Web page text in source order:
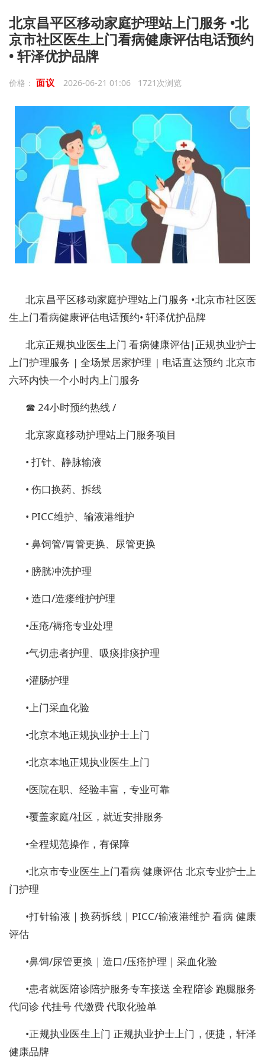
北京昌平区移动家庭护理站上门服务 •北
京市社区医生上门看病健康评估电话预约
• 轩泽优护品牌
价格： 面议 2026-06-21 01:06 1721次浏览
北京昌平区移动家庭护理站上门服务 •北京市社区医
生上门看病健康评估电话预约• 轩泽优护品牌
北京正规执业医生上门 看病健康评估|正规执业护士
上门护理服务 | 全场景居家护理 | 电话直达预约 北京市
六环内快一个小时内上门服务
☎ 24小时预约热线 /
北京家庭移动护理站上门服务项目
• 打针、静脉输液
• 伤口换药、拆线
• PICC维护、输液港维护
• 鼻饲管/胃管更换、尿管更换
• 膀胱冲洗护理
• 造口/造瘘维护护理
•压疮/褥疮专业处理
•气切患者护理、吸痰排痰护理
•灌肠护理
•上门采血化验
•北京本地正规执业护士上门
•北京本地正规执业医生上门
•医院在职、经验丰富，专业可靠
•覆盖家庭/社区，就近安排服务
•全程规范操作，有保障
•北京市专业医生上门看病 健康评估 北京专业护士上
门护理
•打针输液｜换药拆线｜PICC/输液港维护 看病 健康
评估
•鼻饲/尿管更换｜造口/压疮护理｜采血化验
•患者就医陪诊陪护服务专车接送 全程陪诊 跑腿服务
代问诊 代挂号 代缴费 代取化验单
•正规执业医生上门 正规执业护士上门，便捷，轩泽
健康品牌